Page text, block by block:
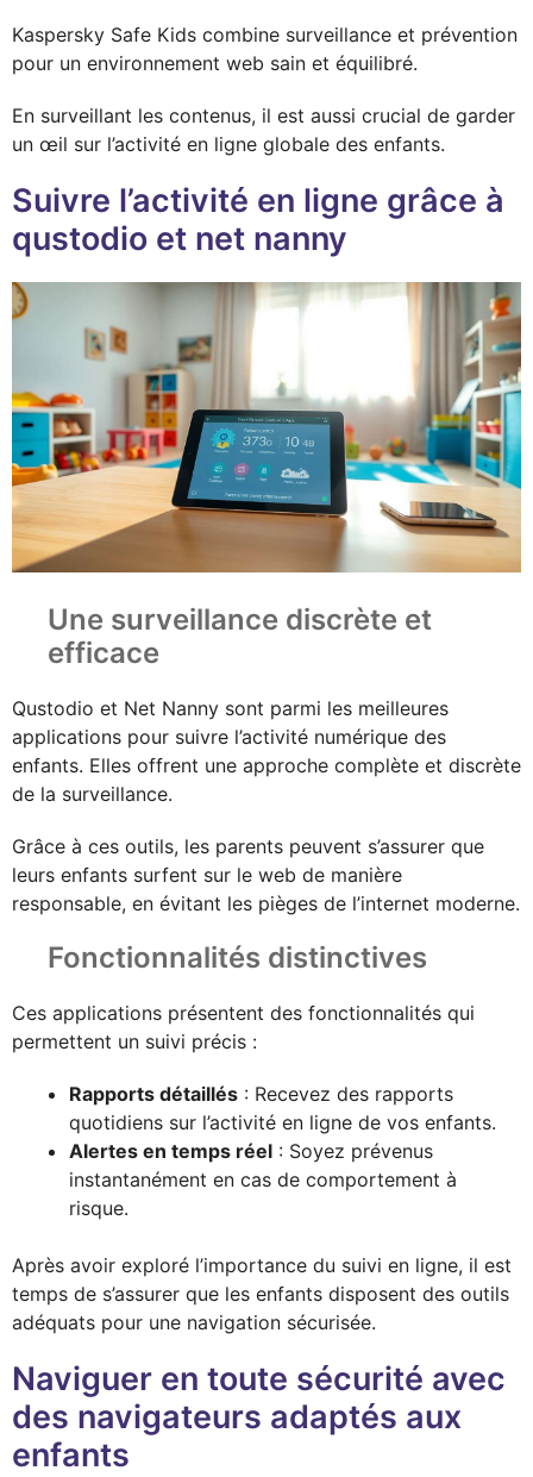
Kaspersky Safe Kids combine surveillance et prévention
pour un environnement web sain et équilibré.
En surveillant les contenus, il est aussi crucial de garder
un œil sur l’activité en ligne globale des enfants.
Suivre l’activité en ligne grâce à
qustodio et net nanny
Une surveillance discrète et
efficace
Qustodio et Net Nanny sont parmi les meilleures
applications pour suivre l’activité numérique des
enfants. Elles offrent une approche complète et discrète
de la surveillance.
Grâce à ces outils, les parents peuvent s’assurer que
leurs enfants surfent sur le web de manière
responsable, en évitant les pièges de l’internet moderne.
Fonctionnalités distinctives
Ces applications présentent des fonctionnalités qui
permettent un suivi précis :
Rapports détaillés : Recevez des rapports
quotidiens sur l’activité en ligne de vos enfants.
Alertes en temps réel : Soyez prévenus
instantanément en cas de comportement à
risque.
Après avoir exploré l’importance du suivi en ligne, il est
temps de s’assurer que les enfants disposent des outils
adéquats pour une navigation sécurisée.
Naviguer en toute sécurité avec
des navigateurs adaptés aux
enfants